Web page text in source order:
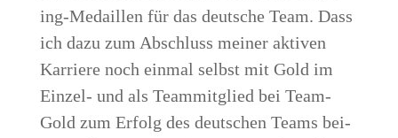
ing-Medail­len für das deut­sche Team. Dass
ich dazu zum Abschluss mei­ner akti­ven
Kar­rie­re noch ein­mal selbst mit Gold im
Ein­zel- und als Team­mit­glied bei Team-
Gold zum Erfolg des deut­schen Teams bei­